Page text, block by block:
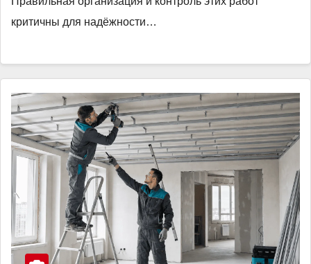
критичны для надёжности…